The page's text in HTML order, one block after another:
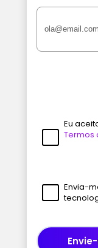
Eu
Termos
Envia-